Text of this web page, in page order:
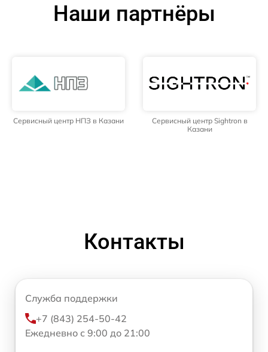
Наши партнёры
Сервисный центр НПЗ в Казани
Сервисный центр Sightron в
Казани
Контакты
Служба поддержки
+7 (843) 254-50-42
Ежедневно с 9:00 до 21:00